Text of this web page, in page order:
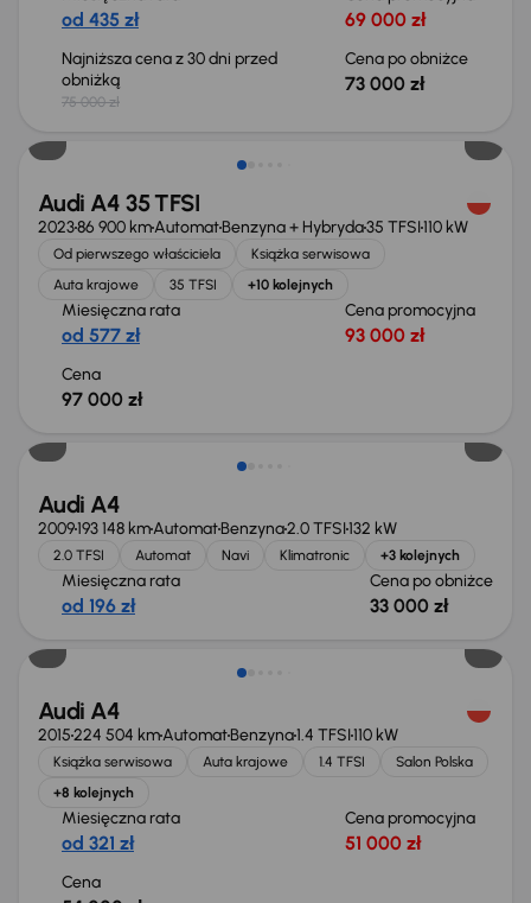
od 435 zł 69 000 zł
Najniższa cena z 30 dni przed
obniżką
75 000 zł
Cena po obniżce
73 000 zł
Możliwość odliczenia VAT
Audi A4 35 TFSI
202386 900 kmAutomatBenzyna + Hybryda35 TFSI110 kW
Od pierwszego właściciela
Książka serwisowa
Auta krajowe
35 TFSI +10 kolejnych
Miesięczna rata
od 577 zł
Cena promocyjna
93 000 zł
Cena
97 000 zł
Audi A4
2009193 148 kmAutomatBenzyna2.0 TFSI132 kW
2.0 TFSI Automat Navi Klimatronic +3 kolejnych
Miesięczna rata
od 196 zł
Cena po obniżce
33 000 zł
Audi A4
2015224 504 kmAutomatBenzyna1.4 TFSI110 kW
Książka serwisowa Auta krajowe 1.4 TFSI
Salon Polska
+8 kolejnych
Miesięczna rata
od 321 zł
Cena promocyjna
51 000 zł
Cena